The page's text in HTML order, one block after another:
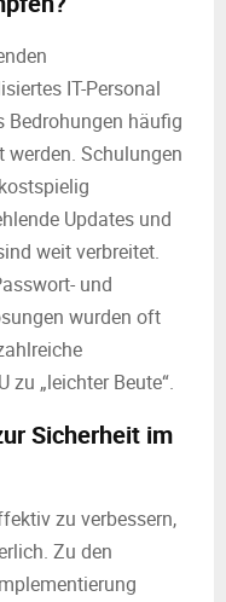
IT-Personal
Bedrohungen häufig
Schulungen
Updates und
weit verbreitet.
und
wurden oft
„leichter Beute“.
Sicherheit im
zu verbessern,
Zu den